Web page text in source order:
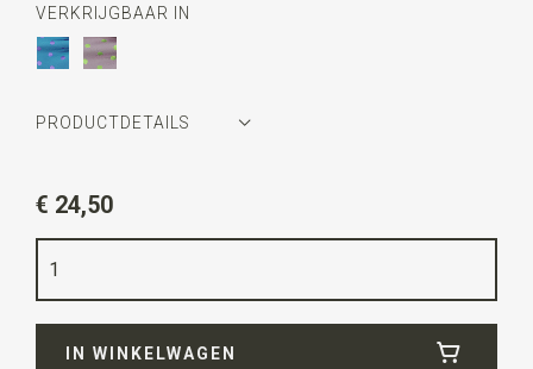
VERKRIJGBAAR IN
PRODUCTDETAILS
turquoise / paars
Kwaliteit
Lengte7 cm
€ 24,50
IN WINKELWAGEN